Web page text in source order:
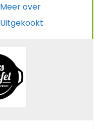
Meer over
Uitgekookt